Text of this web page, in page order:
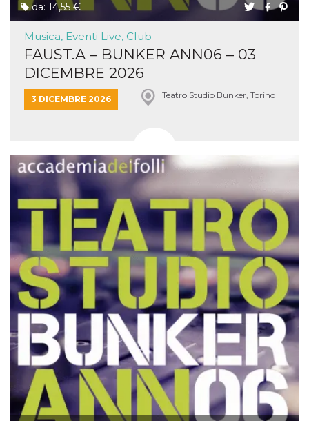
da: 14,55 €
Musica, Eventi Live, Club
FAUST.A – BUNKER ANN06 – 03
DICEMBRE 2026
3 DICEMBRE 2026 Teatro Studio Bunker, Torino